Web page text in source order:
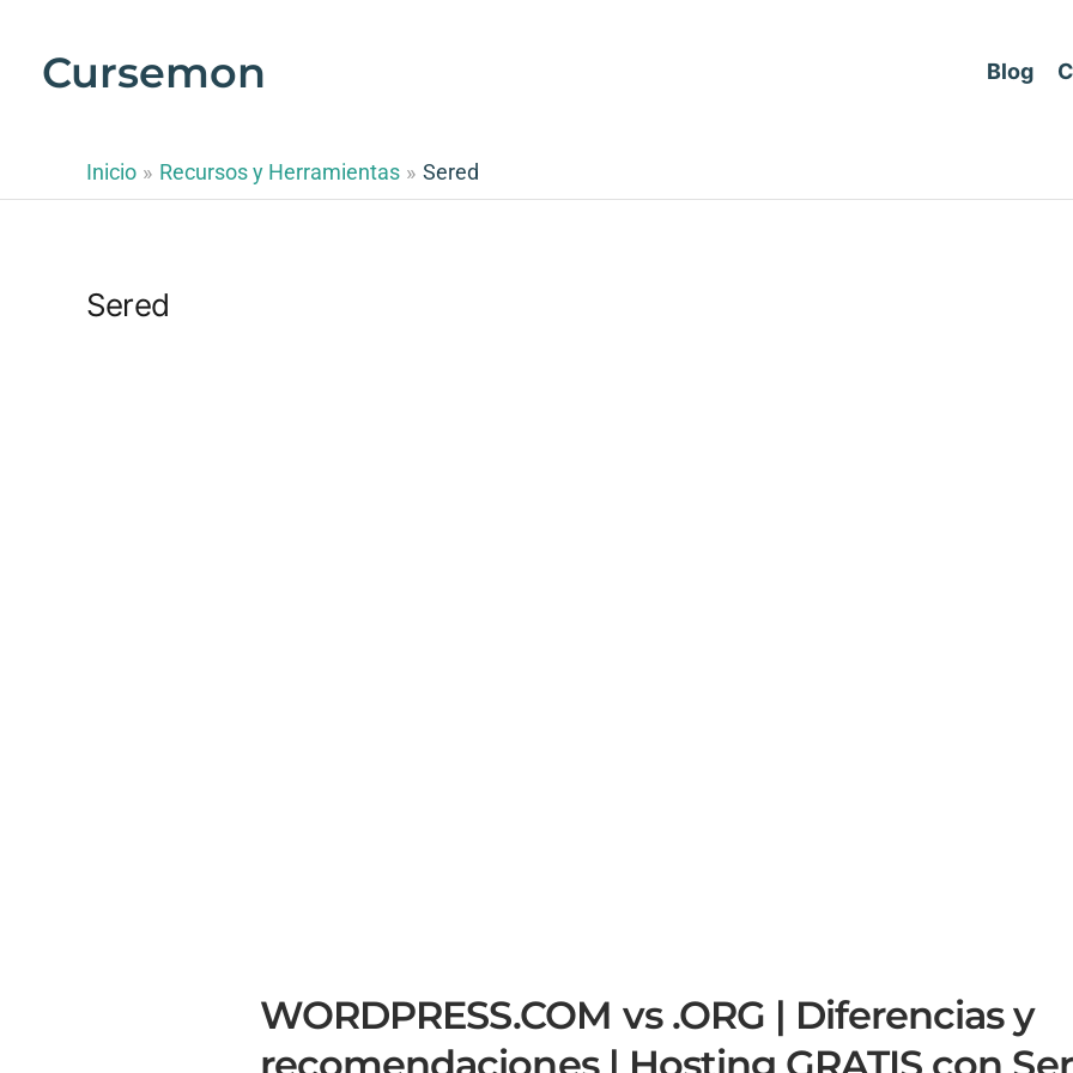
contenido
Cursemon Blog
Inicio Recursos y Herramientas Sered
Sered
WORDPRESS.COM vs .ORG | Diferencias y